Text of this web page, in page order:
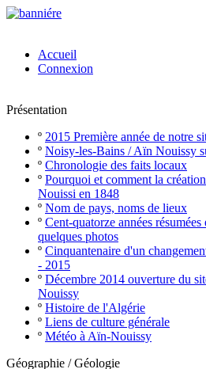
Accueil
Connexion
Présentation
º 2015 Première année de notre
º Noisy-les-Bains / Aïn Nouissy
º Chronologie des faits locaux
º Pourquoi et comment la
Nouissi en 1848
º Nom de pays, noms de lieux
º Cent-quatorze années
quelques photos
º Cinquantenaire d'un
- 2015
º Décembre 2014 ouverture du
Nouissy
º Histoire de l'Algérie
º Liens de culture générale
º Météo à Aïn-Nouissy
Géographie / Géologie